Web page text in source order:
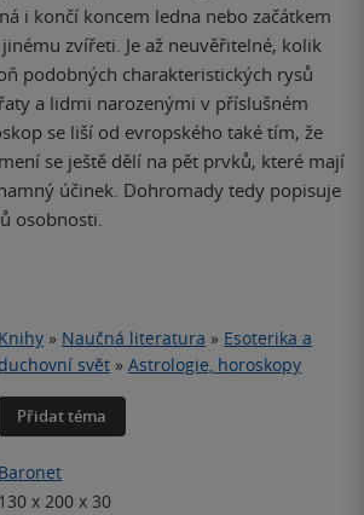
i končí koncem ledna nebo začátkem
zvířeti. Je až neuvěřitelné, kolik
podobných charakteristických rysů
a lidmi narozenými v příslušném
se liší od evropského také tím, že
se ještě dělí na pět prvků, které mají
účinek. Dohromady tedy popisuje
osobnosti.
Knihy » Naučná literatura » Esoterika a
duchovní svět » Astrologie, horoskopy
Přidat téma
Baronet
130 x 200 x 30